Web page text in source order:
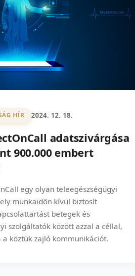
HÍR 2024. 12. 18.
adatszivárgása
900.000 embert
egy olyan teleegészségügyi
munkaidőn kívül biztosít
betegek és
szolgáltatók között azzal a céllal,
a köztük zajló kommunikációt.